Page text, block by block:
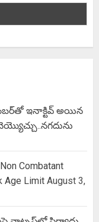
ఇనాక్టివ్ అయిన
Combatant
Age Limit August 3,